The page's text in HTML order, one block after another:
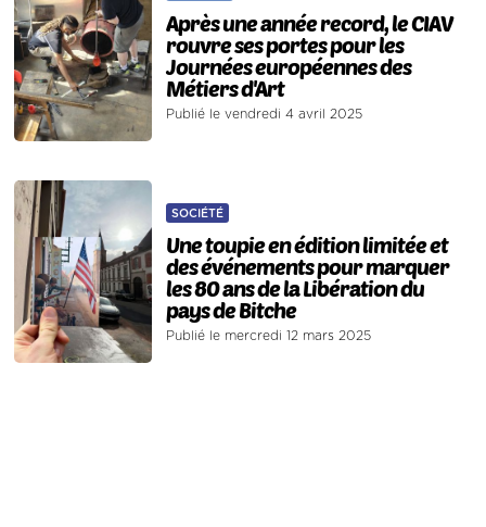
Après une année record, le CIAV
rouvre ses portes pour les
Journées européennes des
Métiers d'Art
Publié le vendredi 4 avril 2025
SOCIÉTÉ
Une toupie en édition limitée et
des événements pour marquer
les 80 ans de la Libération du
pays de Bitche
Publié le mercredi 12 mars 2025